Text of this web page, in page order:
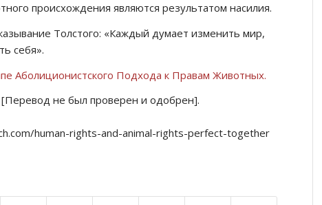
происхождения являются результатом насилия.
Толстого: «Каждый думает изменить мир,
себя».
Аболиционистского Подхода к Правам Животных.
[Перевод не был проверен и одобрен].
human-rights-and-animal-rights-perfect-together